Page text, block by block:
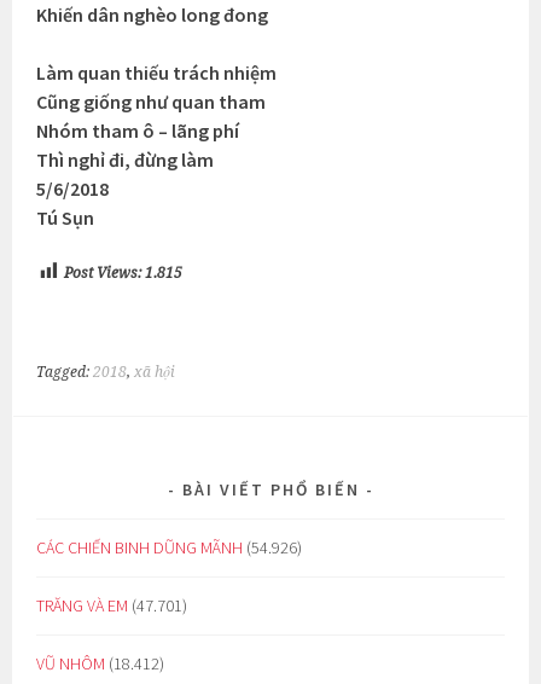
Khiến dân nghèo long đong
Làm quan thiếu trách nhiệm
Cũng giống như quan tham
Nhóm tham ô – lãng phí
Thì nghỉ đi, đừng làm
5/6/2018
Tú Sụn
Post Views: 1.815
Tagged:2018,xã hội
BÀI VIẾT PHỔ BIẾN
CÁC CHIẾN BINH DŨNG MÃNH (54.926)
TRĂNG VÀ EM (47.701)
VŨ NHÔM (18.412)